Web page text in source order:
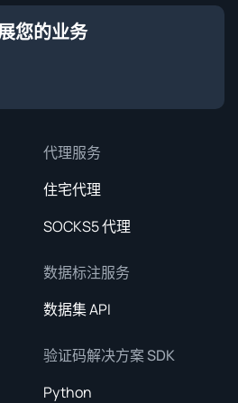
您的业务
代理服务
住宅代理
SOCKS5 代理
数据标注服务
数据集 API
验证码解决方案 SDK
Python